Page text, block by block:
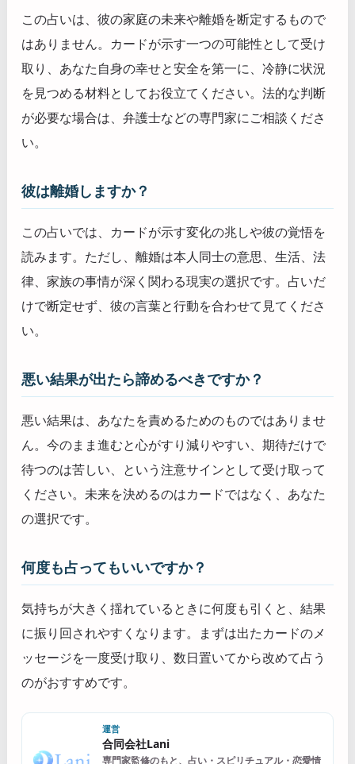
この占いは、彼の家庭の未来や離婚を断定するもので
はありません。カードが示す一つの可能性として受け
取り、あなた自身の幸せと安全を第一に、冷静に状況
を見つめる材料としてお役立てください。法的な判断
が必要な場合は、弁護士などの専門家にご相談くださ
い。
彼は離婚しますか？
この占いでは、カードが示す変化の兆しや彼の覚悟を
読みます。ただし、離婚は本人同士の意思、生活、法
律、家族の事情が深く関わる現実の選択です。占いだ
けで断定せず、彼の言葉と行動を合わせて見てくださ
い。
悪い結果が出たら諦めるべきですか？
悪い結果は、あなたを責めるためのものではありませ
ん。今のまま進むと心がすり減りやすい、期待だけで
待つのは苦しい、という注意サインとして受け取って
ください。未来を決めるのはカードではなく、あなた
の選択です。
何度も占ってもいいですか？
気持ちが大きく揺れているときに何度も引くと、結果
に振り回されやすくなります。まずは出たカードのメ
ッセージを一度受け取り、数日置いてから改めて占う
のがおすすめです。
運営
合同会社Lani
専門家監修のもと、占い・スピリチュアル・恋愛情